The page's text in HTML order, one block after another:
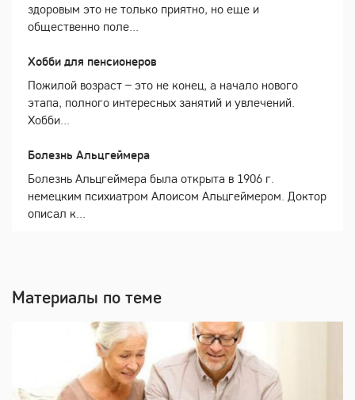
здоровым это не только приятно, но еще и
общественно поле...
Хобби для пенсионеров
Пожилой возраст – это не конец, а начало нового
этапа, полного интересных занятий и увлечений.
Хобби...
Болезнь Альцгеймера
Болезнь Альцгеймера была открыта в 1906 г.
немецким психиатром Алоисом Альцгеймером. Доктор
описал к...
Материалы по теме